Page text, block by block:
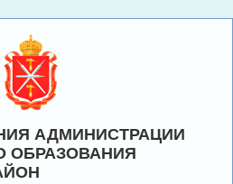
АДМИНИСТРАЦИИ
ОБРАЗОВАНИЯ